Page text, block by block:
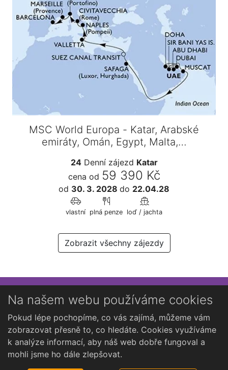
MSC World Europa - Katar, Arabské
emiráty, Omán, Egypt, Malta,…
24Denní zájezd Katar
cena od 59 390 Kč
od 30. 3. 2028 do 22.04.28
vlastní plná penze loď / jachta
Zobrazit všechny zájezdy
Přihlaste se k newsletteru
Chcete dostávat občasné novinky o Kutné Hoře?
Na našem webu používáme cookies
Pokud lépe pochopíme, co vás zajímá, můžeme vám
zobrazovat přesně to, co hledáte. Cookies využíváme
k analýze informací, aby náš web dobře fungoval a
mohli jsme ho dále zlepšovat.